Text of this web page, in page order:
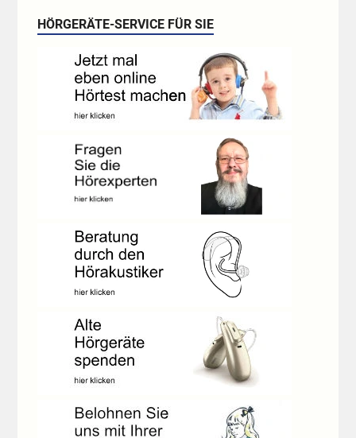
HÖRGERÄTE-SERVICE FÜR SIE